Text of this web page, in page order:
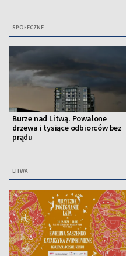
SPOŁECZNE
Burze nad Litwą. Powalone
drzewa i tysiące odbiorców bez
prądu
LITWA